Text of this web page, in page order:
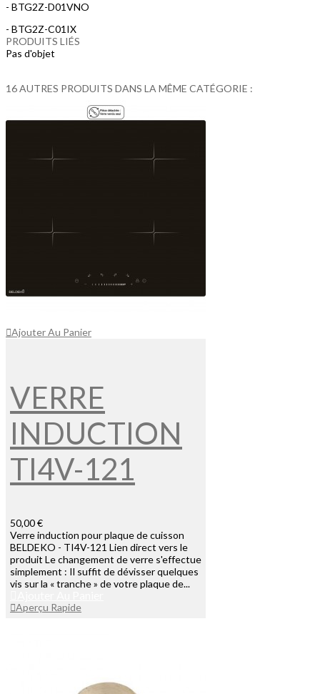
- BTG2Z-D01VNO
- BTG2Z-C01IX
PRODUITS LIÉS
Pas d'objet
16 AUTRES PRODUITS DANS LA MÊME CATÉGORIE :
Ajouter Au Panier
VERRE
INDUCTION
TI4V-121
50,00 €
Verre induction pour plaque de cuisson
BELDEKO - TI4V-121 Lien direct vers le
produit Le changement de verre s'effectue
simplement : Il suffit de dévisser quelques
vis sur la « tranche » de votre plaque de...
Aperçu Rapide